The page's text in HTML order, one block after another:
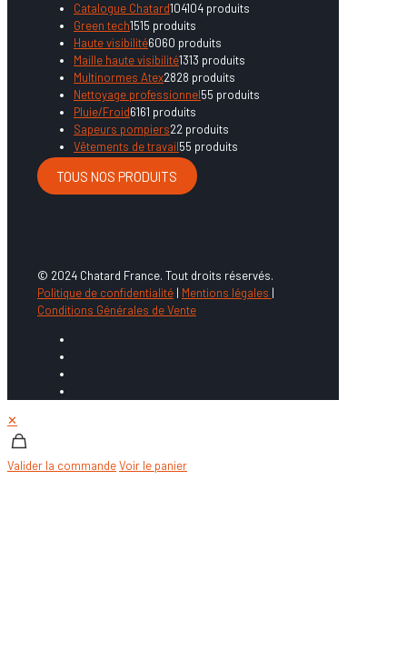
Catalogue Chatard104104 produits
Green tech1515 produits
Haute visibilité6060 produits
Maille haute visibilité1313 produits
Multinormes Atex2828 produits
Nettoyage professionnel55 produits
Pluie/Froid6161 produits
Sapeurs pompiers22 produits
Vêtements de travail55 produits
TOUS NOS PRODUITS
© 2024 Chatard France. Tout droits réservés.
Politique de confidentialité | Mentions légales |
Conditions Générales de Vente
✕
Valider la commandeVoir le panier